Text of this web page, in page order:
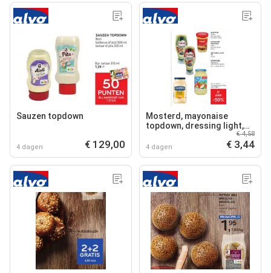
Sauzen topdown
4 dagen € 129,00
Mosterd, mayonaise
topdown, dressing light,
4 dagen
€ 4,58
€ 3,44